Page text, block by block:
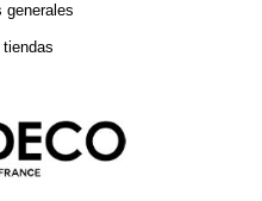
generales
tiendas